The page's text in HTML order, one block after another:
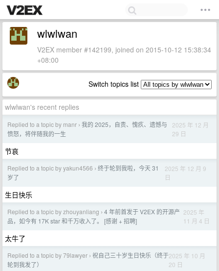
wlwlwan
V2EX member #142199, joined on 2015-10-12 15:38:34
+08:00
Switch topics list
wlwlwan's recent replies
Replied to a topic by manr › 我的 2025，自责、愧疚、遗憾与
愤怒，将伴随我的一生
2025 年 12 月
29 日
节哀
Replied to a topic by yakun4566 › 终于轮到我啦，今天 31
岁了
2025 年 12 月 9
日
生日快乐
Replied to a topic by zhouyanliang › 4 年前首发于 V2EX 的开源产
品，如今有 17K star 和千万收入了。 [感谢 + 招聘]
2025 年
11 月 4 日
太牛了
Replied to a topic by 79lawyer › 祝自己三十岁生日快乐（终于
轮到我发了）
2025 年 10 月
20 日